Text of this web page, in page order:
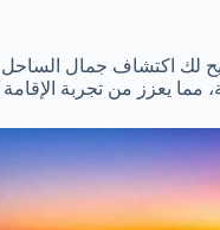
لك اكتشاف جمال الساحل
مما يعزز من تجربة